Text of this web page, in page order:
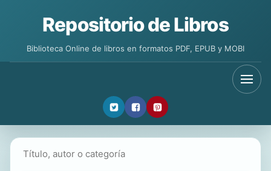
Repositorio de Libros
Biblioteca Online de libros en formatos PDF, EPUB y MOBI